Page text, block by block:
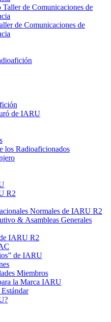
Taller de Comunicaciones de
de Comunicaciones de
de IARU
los Radioaficionados
R2
Normales de IARU R2
& Asambleas Generales
IARU R2
de IARU
Miembros
la Marca IARU
?